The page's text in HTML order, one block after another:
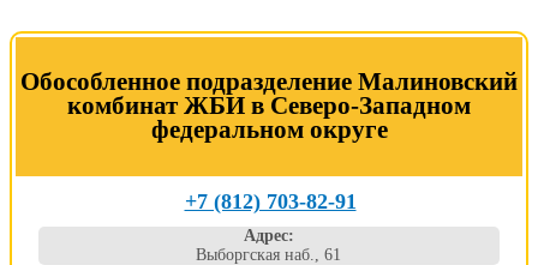
Обособленное подразделение Малиновский
комбинат ЖБИ в Северо-Западном
федеральном округе
+7 (812) 703-82-91
Адрес:
Выборгская наб., 61